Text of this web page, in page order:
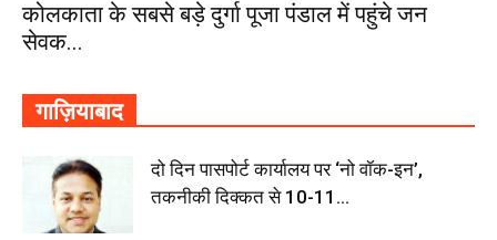
कोलकाता के सबसे बड़े दुर्गा पूजा पंडाल में पहुंचे जन
सेवक...
गाज़ियाबाद
दो दिन पासपोर्ट कार्यालय पर ‘नो वॉक-इन’,
तकनीकी दिक्कत से 10-11...